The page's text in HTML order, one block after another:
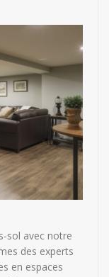
sol avec notre
des experts
en espaces